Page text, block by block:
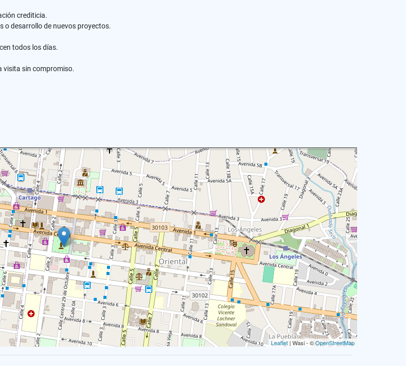
crediticia.
o desarrollo de nuevos proyectos.
todos los días.
visita sin compromiso.
Leaflet | Wasi - ©OpenStreetMap